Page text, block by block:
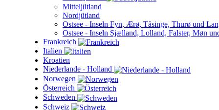
Mitteljütland
Nordjütland
Ostsee - Inseln Fyn, Ærø, Tåsinge, Thurø und
Ostsee - Inseln Sjælland, Lolland, Falster, Møn
Frankreich
Italien
Kroatien
Niederlande - Holland
Norwegen
Österreich
Schweden
Schweiz